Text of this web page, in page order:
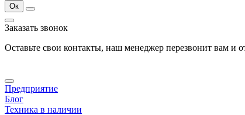
Ок
Заказать звонок
Оставьте свои контакты, наш менеджер перезвонит вам и
Предприятие
Блог
Техника в наличии